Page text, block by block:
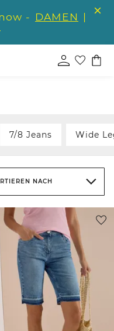
- DAMEN |
7/8 Jeans Wide
NACH